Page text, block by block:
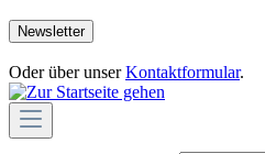
Newsletter
Oder über unserKontaktformular.